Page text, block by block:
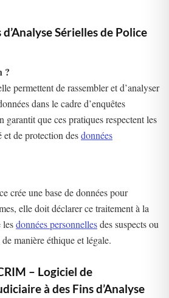
d’Analyse Sérielles de Police
?
permettent de rassembler et d’analyser
dans le cadre d’enquêtes
que ces pratiques respectent les
de protection desdonnées
crée une base de données pour
elle doit déclarer ce traitement à la
lesdonnées personnellesdes suspects ou
manière éthique et légale.
– Logiciel de
à des Fins d’Analyse